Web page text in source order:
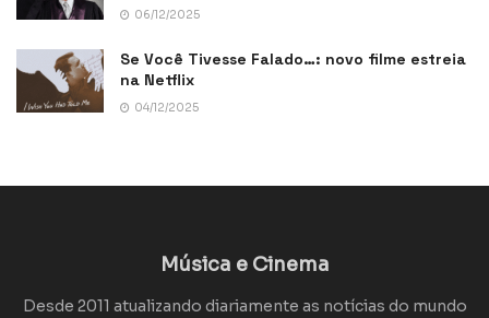
06/12/2025
Se Você Tivesse Falado…: novo filme estreia
na Netflix
04/12/2025
Música e Cinema
Desde 2011 atualizando diariamente as notícias do mundo